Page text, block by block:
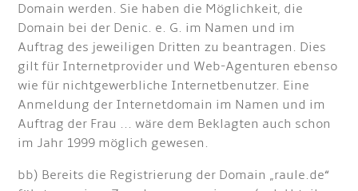
Domain werden. Sie haben die Möglichkeit, die
Domain bei der Denic. e. G. im Namen und im
Auftrag des jeweiligen Dritten zu beantragen. Dies
gilt für Internetprovider und Web-Agenturen ebenso
wie für nichtgewerbliche Internetbenutzer. Eine
Anmeldung der Internetdomain im Namen und im
Auftrag der Frau ... wäre dem Beklagten auch schon
im Jahr 1999 möglich gewesen.
bb) Bereits die Registrierung der Domain „raule.de“